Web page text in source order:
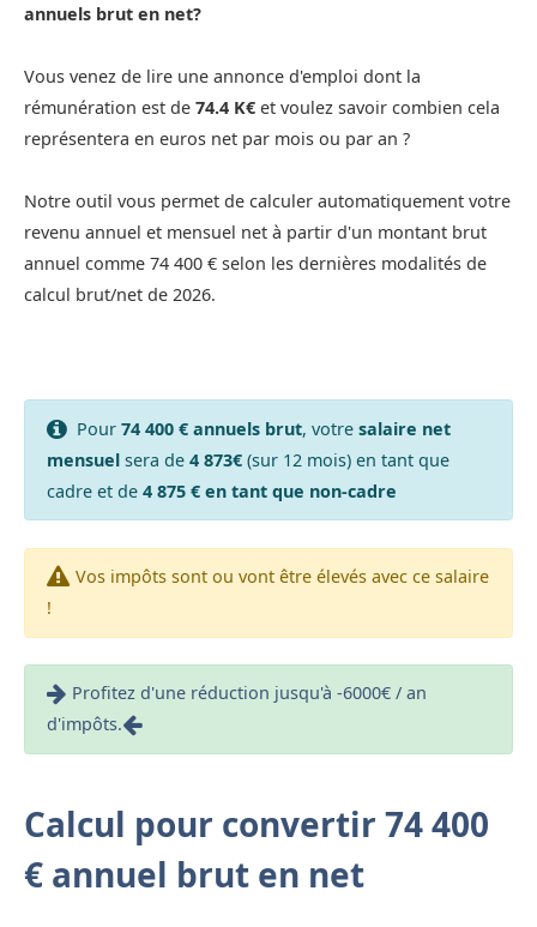
annuels brut en net?
Vous venez de lire une annonce d'emploi dont la
rémunération est de 74.4 K€ et voulez savoir combien cela
représentera en euros net par mois ou par an ?
Notre outil vous permet de calculer automatiquement votre
revenu annuel et mensuel net à partir d'un montant brut
annuel comme 74 400 € selon les dernières modalités de
calcul brut/net de 2026.
Pour 74 400 € annuels brut, votre salaire net
mensuelsera de 4 873€(sur 12 mois) en tant que
cadre et de 4 875 € en tant que non-cadre
Vos impôts sont ou vont être élevés avec ce salaire
!
Profitez d'une réduction jusqu'à -6000€ / an
d'impôts.
Calcul pour convertir 74 400
€ annuel brut en net